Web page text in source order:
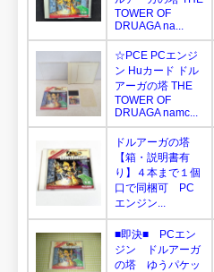
TOWER OF
DRUAGA na...
☆PCE PCエンジ
ン Huカード ドル
アーガの塔 THE
TOWER OF
DRUAGA namc...
ドルアーガの塔
【箱・説明書有
り】４本まで１個
口で同梱可 PC
エンジン...
■即決■ PCエン
ジン ドルアーガ
の塔 ゆうパケッ